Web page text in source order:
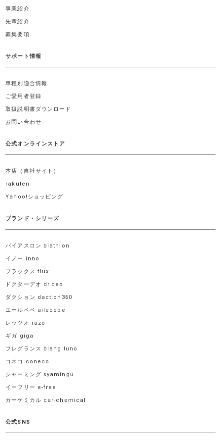
事業紹介
先輩紹介
募集要項
サポート情報
車種別適合情報
ご愛用者登録
取扱説明書ダウンロード
お問い合わせ
公式オンラインストア
本店（自社サイト）
rakuten
Yahoo!ショッピング
ブランド・シリーズ
バイアスロン biathlon
イノー inno
フラックス flux
ドクターデオ dr.deo
ダクション daction360
エールベベ ailebebe
レッツオ razo
ギガ giga
フレグランス blang luno
コネコ coneco
シャーミング syamingu
イーフリー e-free
カーケミカル car-chemical
公式SNS